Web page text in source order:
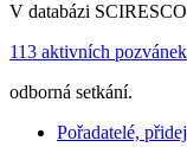
V databázi
113 aktivních pozvánek
odborná setkání.
Pořadatelé,